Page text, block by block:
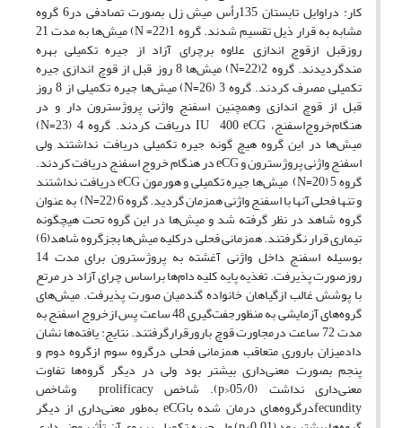
کار: دراوایل تابستان 135رأس میش زل بصورت تصادفی در6 گروه
مشابه به قرار ذیل تقسیم شدند. گروه 1(22= N) میش‌ها به مدت 21
روزقبل ازقوچ اندازی علاوه برچرای آزاد از جیره تکمیلی بهره
مندگردیدند. گروه 2(22=N) میش‌ها 8 روز قبل از قوچ اندازی جیره
تکمیلی مصرف کردند. گروه 3 (26=N) میش‌ها جیره تکمیلی از 8 روز
قبل از قوچ اندازی وهمچنین اسفنج واژنی پروژسترون دار و در
هنگام‌خروج‌اسفنج، IU 400 eCG دریافت کردند. گروه 4 (23=N)
میش‌ها در این گروه هیچ گونه جیره تکمیلی دریافت نداشتند ولی
اسفنج واژنی پروژسترون و eCG در هنگام خروج اسفنج دریافت کردند.
گروه 5 (20=N) میش‌ها جیره تکمیلی و هورمون eCG دریافت نداشتند
و تنها فحلی آنها با اسفنج واژنی همزمان گردید. گروه 6 (22=N) به عنوان
گروه شاهد در نظر گرفته شد و میش‌ها در این گروه تحت هیچگونه
تیماری قرار نگرفتند. همزمانی فحلی درکلیه میش‌ها بجزگروه شاهد(6)
بوسیله اسفنج داخل واژنی آغشته به پروژسترون برای مدت 14
روزصورت پذیرفت. تغذیه پایه کلیه دام‌ها براساس چرای آزاد در مرتع
با پوشش غالب ازگیاهان خانواده گندمیان صورت پذیرفت. میش‌های
گروه‌های آزمایشی به منظورجفت‌گیری 48 ساعت پس ازخروج اسفنج به
مدت 72 ساعت درمجاورت قوچ بارورقرارگرفتند. نتایج: یافته‌ها نشان
دادمیزان باروری متعاقب همزمانی فحلی درگروه سوم ازگروه دوم و
پنجم بصورت معنی‌داری بیشتر بود ولی در دیگر گروه‌ها تفاوت
معنی‌داری نداشت (05/0<p). شاخص prolificacy وشاخص
fecundityدرگروه‌های درمان شده باeCG به‌طور معنی‌داری از دیگر